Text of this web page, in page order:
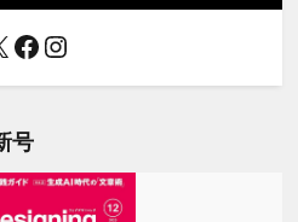
Facebook
Instagram
号